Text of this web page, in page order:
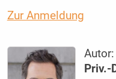
Zur Anmeldung
Autor:
Priv.-